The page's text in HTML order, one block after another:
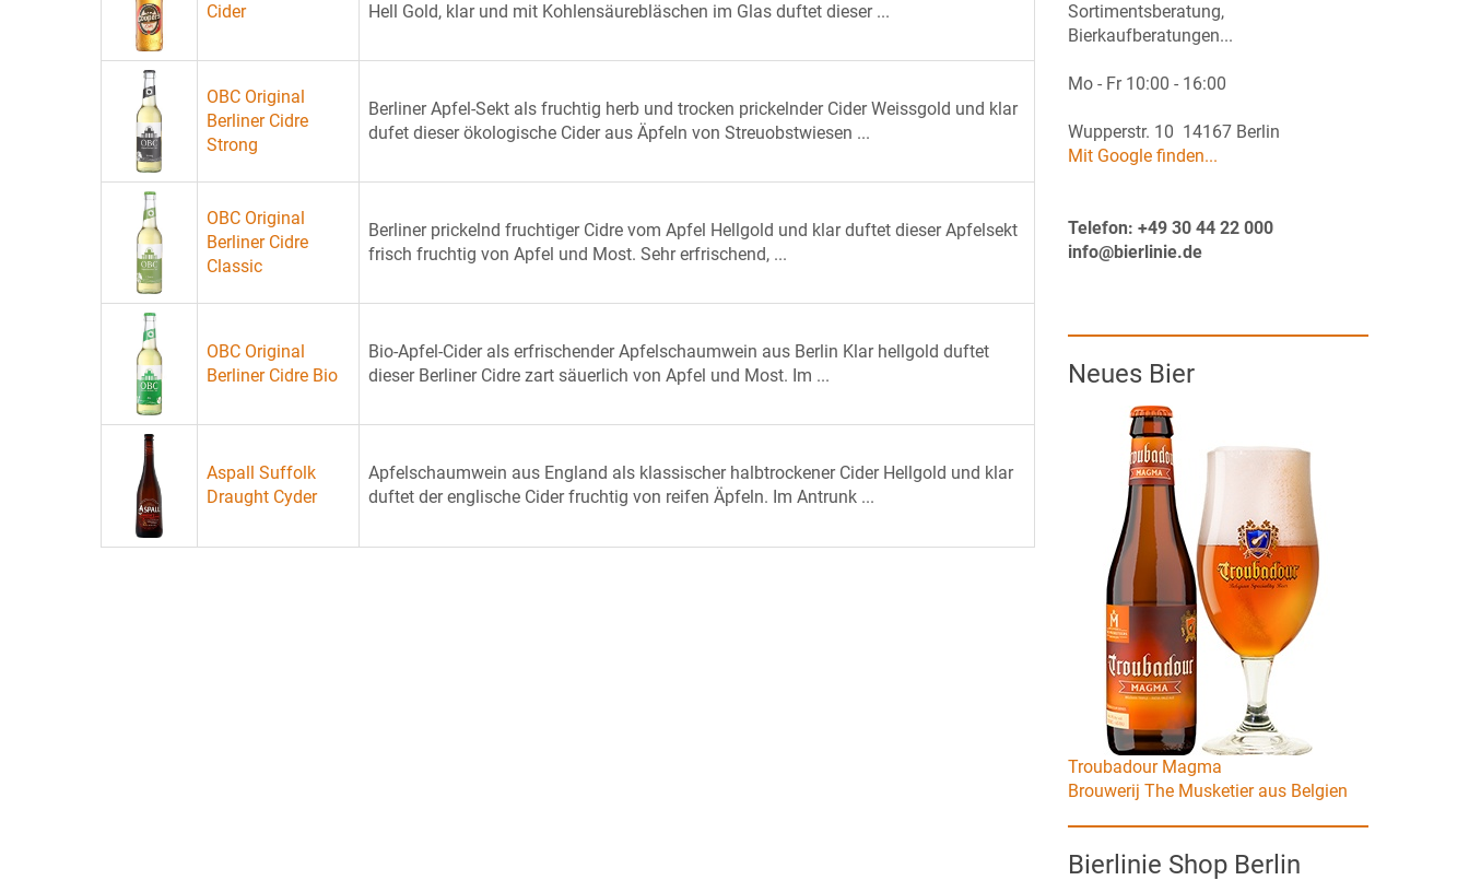
Sortimentsberatung,
Bierkaufberatungen...
Mo - Fr 10:00 - 16:00
Wupperstr. 10 14167 Berlin
Mit Google finden...
Telefon: +49 30 44 22 000
info@bierlinie.de
Neues Bier
Troubadour Magma
Brouwerij The Musketier aus Belgien
Bierlinie Shop Berlin
Cider
Hell Gold, klar und mit Kohlensäurebläschen im Glas duftet dieser ...
OBC Original
Berliner Cidre
Strong
Berliner Apfel-Sekt als fruchtig herb und trocken prickelnder Cider Weissgold und klar
dufet dieser ökologische Cider aus Äpfeln von Streuobstwiesen ...
OBC Original
Berliner Cidre
Classic
Berliner prickelnd fruchtiger Cidre vom Apfel Hellgold und klar duftet dieser Apfelsekt
frisch fruchtig von Apfel und Most. Sehr erfrischend, ...
OBC Original
Berliner Cidre Bio
Bio-Apfel-Cider als erfrischender Apfelschaumwein aus Berlin Klar hellgold duftet
dieser Berliner Cidre zart säuerlich von Apfel und Most. Im ...
Aspall Suffolk
Draught Cyder
Apfelschaumwein aus England als klassischer halbtrockener Cider Hellgold und klar
duftet der englische Cider fruchtig von reifen Äpfeln. Im Antrunk ...